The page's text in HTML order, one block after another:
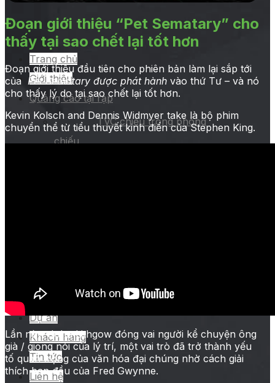
Trang chủ
Giới thiệu
Quảng cáo tại rạp
TVC chiếu trong phòng
chiếu
Quảng cáo trong phim
Dự án
Khách hàng
Tin tức
Liên hệ
Đoạn giới thiệu “Pet Sematary” cho
thấy tại sao chết lại tốt hơn
Đoạn giới thiệu đầu tiên cho phiên bản làm lại sắp tới
của Pet Sematary được phát hành vào thứ Tư – và nó
cho thấy lý do tại sao chết lại tốt hơn.
Kevin Kolsch and Dennis Widmyer take là bộ phim
chuyển thể từ tiểu thuyết kinh điển của Stephen King.
Lần này, John Lithgow đóng vai người kể chuyện ông
già / giọng nói của lý trí, một vai trò đã trở thành yếu
tố quan trọng của văn hóa đại chúng nhờ cách giải
thích ban đầu của Fred Gwynne.